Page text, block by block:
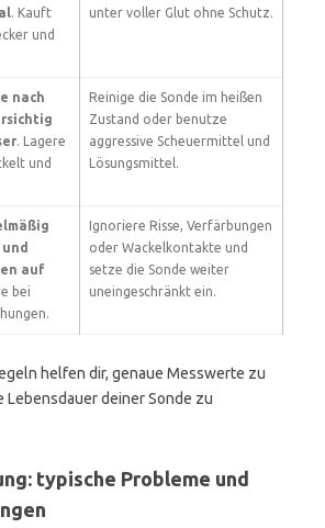
. Kauft
und
unter voller Glut ohne Schutz.
nach
. Lagere
und
Reinige die Sonde im heißen
Zustand oder benutze
aggressive Scheuermittel und
Lösungsmittel.
auf
bei
Ignoriere Risse, Verfärbungen
oder Wackelkontakte und
setze die Sonde weiter
uneingeschränkt ein.
helfen dir, genaue Messwerte zu
Lebensdauer deiner Sonde zu
typische Probleme und